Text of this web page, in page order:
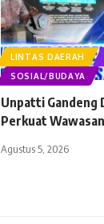
LINTAS DAERAH
SOSIAL/BUDAYA
Unpatti Gandeng
Perkuat
Agustus 5, 2026